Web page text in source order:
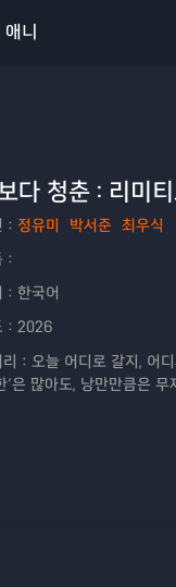
애니
다 청춘 : 리미
정유미 박서준 최우식
한국어
2026
： 오늘 어디로 갈지, 어
’은 많아도, 낭만만큼은